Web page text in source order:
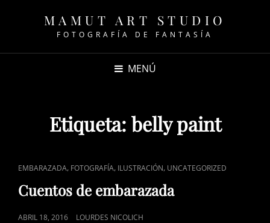
MAMUT ART STUDIO
FOTOGRAFÍA DE FANTASÍA
MENÚ
Etiqueta: belly paint
ENLACES
DE
CATEGORÍAS
EMBARAZADA, FOTOGRAFÍA, ILUSTRACIÓN, UNCATEGORIZED
Cuentos de embarazada
PUBLICADO
ABRIL 18, 2016 LOURDES NICOLICH